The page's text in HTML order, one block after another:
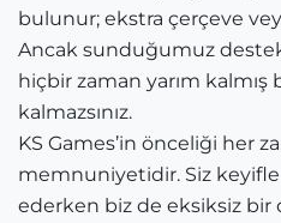
bulunur; ekstra çerçeve
Ancak sunduğumuz
hiçbir zaman yarım kalmış
kalmazsınız.
KS Games’in önceliği her
memnuniyetidir. Siz
ederken biz de eksiksiz bir